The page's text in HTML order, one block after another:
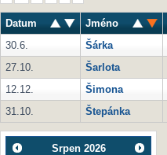
Datum Jméno
30.6.
Šárka
27.10.
Šarlota
12.12.
Šimona
31.10.
Štepánka
Srpen 2026